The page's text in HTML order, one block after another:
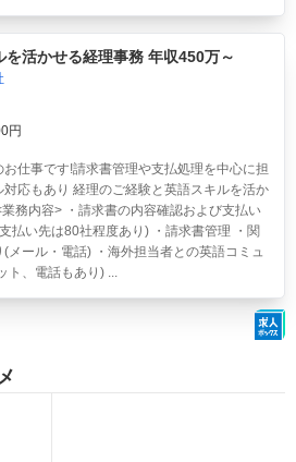
活かせる経理事務 年収450万～
円
お仕事です!請求書管理や支払処理を中心に担
応もあり 経理のご経験と英語スキルを活か
務内容> ・請求書の内容確認および支払い
払い先は80社程度あり) ・請求書管理 ・関
メール・電話) ・海外担当者との英語コミュ
ト、電話もあり) ...